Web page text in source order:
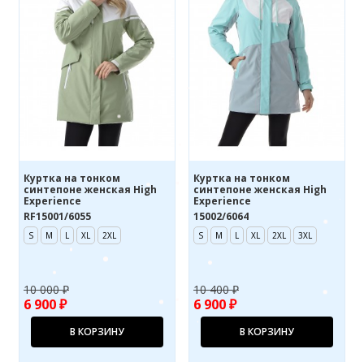
Куртка на тонком
синтепоне женская High
Experience
RF15001/6055
S M L XL 2XL
10 000 ₽
6 900 ₽
В КОРЗИНУ
Куртка на тонком
синтепоне женская High
Experience
15002/6064
S M L XL 2XL 3XL
10 400 ₽
6 900 ₽
В КОРЗИНУ